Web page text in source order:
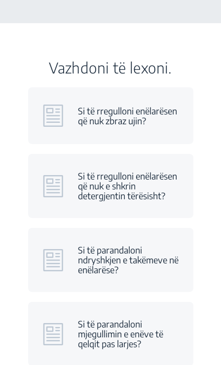
Vazhdoni të lexoni.
Si të rregulloni enëlarësen
që nuk zbraz ujin?
Si të rregulloni enëlarësen
që nuk e shkrin
detergjentin tërësisht?
Si të parandaloni
ndryshkjen e takëmeve në
enëlarëse?
Si të parandaloni
mjegullimin e enëve të
qelqit pas larjes?